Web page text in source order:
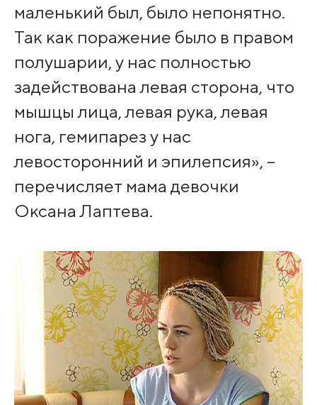
маленький был, было непонятно.
Так как поражение было в правом
полушарии, у нас полностью
задействована левая сторона, что
мышцы лица, левая рука, левая
нога, гемипарез у нас
левосторонний и эпилепсия», –
перечисляет мама девочки
Оксана Лаптева.